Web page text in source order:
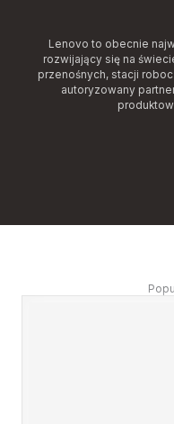
Lenovo to obecnie
rozwijający się na
przenośnych, stacji
autoryzowany